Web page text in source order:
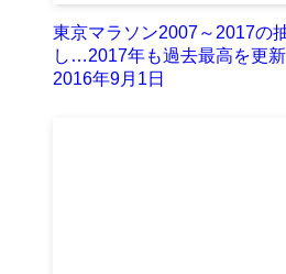
東京マラソン2007～2017の
し…2017年も過去最高を更新
2016年9月1日